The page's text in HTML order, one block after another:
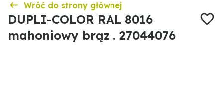
Wróć do strony głównej
DUPLI-COLOR RAL 8016
mahoniowy brąz . 27044076